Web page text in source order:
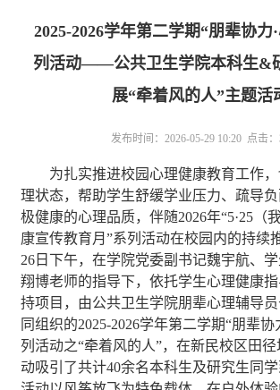
2025-2026学年第二学期“朋辈协力
列活动——公共卫生学院本科生&
展“牵着风的人”主题活
发布时间：2026-05-29 10:20 点击：
为扎实推进校园心理健康教育工作
理状态，帮助学生舒缓学业压力、疏导
极健康的心理品质， 伴随2026年“5·25（
康宣传教育月 ”系列活动在校园内的持续
26日下午，在学院党委副书记魏宇航、
翔博老师的指导下，依托学生心理健康
持项目，由公共卫生学院朋辈心理辅导
同组织的2025-2026学年第二学期“朋辈协
列活动之“牵着风的人”，在新民校区田
动吸引了共计40余名本科生及研究生同